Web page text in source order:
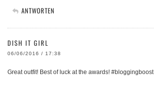
ANTWORTEN
DISH IT GIRL
06/06/2016 / 17:38
Great outfit! Best of luck at the awards! #bloggingboost